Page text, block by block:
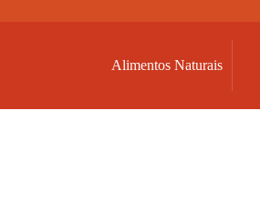
Alimentos Naturais